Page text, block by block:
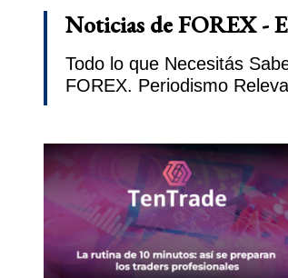
Noticias de FOREX -
Todo lo que Necesitás
FOREX. Periodismo